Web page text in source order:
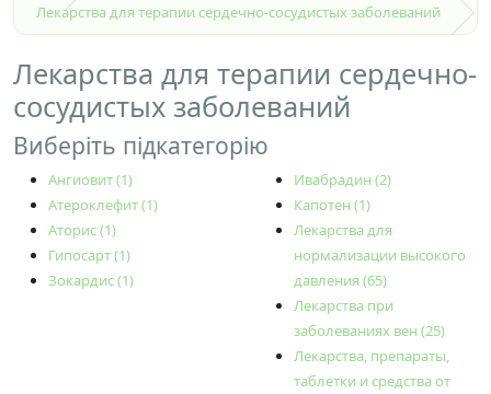
Лекарства для терапии сердечно-сосудистых заболеваний
Лекарства для терапии сердечно-
сосудистых заболеваний
Виберіть підкатегорію
Ангиовит (1)
Атероклефит (1)
Аторис (1)
Гипосарт (1)
Зокардис (1)
Ивабрадин (2)
Капотен (1)
Лекарства для
нормализации высокого
давления (65)
Лекарства при
заболеваниях вен (25)
Лекарства, препараты,
таблетки и средства от